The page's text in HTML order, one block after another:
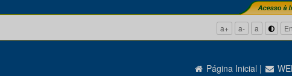
a+ a- a
Página Inicial |